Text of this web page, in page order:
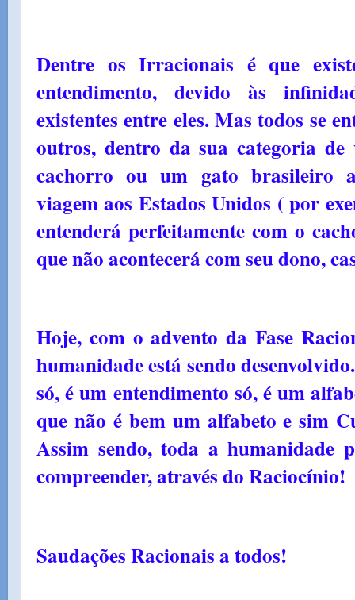
Dentre os Irracionais é que
entendimento, devido às
existentes entre eles. Mas todos se
outros, dentro da sua categoria
cachorro ou um gato brasileiro
viagem aos Estados Unidos ( por
entenderá perfeitamente com o
que não acontecerá com seu dono,
Hoje, com o advento da Fase
humanidade está sendo
só, é um entendimento só, é um
que não é bem um alfabeto e sim
Assim sendo, toda a humanidade
compreender, através do Raciocínio!
Saudações Racionais a todos!